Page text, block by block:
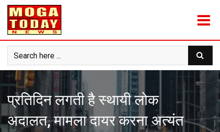
Skip
content
प्रतिदिन लगती है स्थायी लोक
अदालत, मामला दायर करना अत्यंत